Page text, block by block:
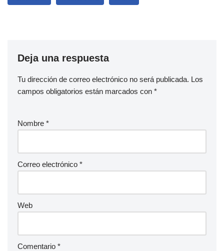
Deja una respuesta
Tu dirección de correo electrónico no será publicada. Los
campos obligatorios están marcados con *
Nombre *
Correo electrónico *
Web
Comentario *